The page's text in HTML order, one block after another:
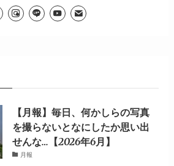
【月報】毎日、何かしらの写真
を撮らないとなにしたか思い出
せんな…【2026年6月】
月報